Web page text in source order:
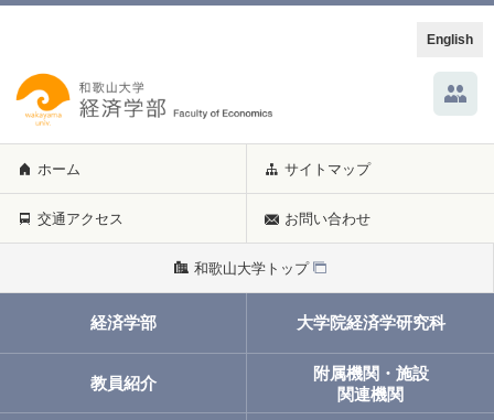
English
ホーム サイトマップ
交通アクセス お問い合わせ
和歌山大学トップ
経済学部 大学院経済学研究科
教員紹介
附属機関・施設
関連機関